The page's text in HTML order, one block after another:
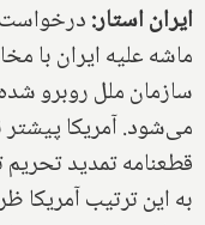
ایران استار:درخواست
سازمان ملل روبرو
می‌شود. آمریکا پیشتر
قطعنامه تمدید
به این ترتیب آمریکا